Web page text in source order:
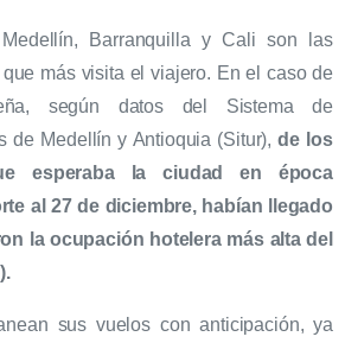
Barranquilla y Cali son las
más visita el viajero. En el caso de
según datos del Sistema de
de Medellín y Antioquia (Situr), de los
esperaba la ciudad en época
al 27 de diciembre, habían llegado
la ocupación hotelera más alta del
sus vuelos con anticipación, ya